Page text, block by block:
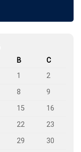
B
C
1
2
8
9
15
16
22
23
29
30